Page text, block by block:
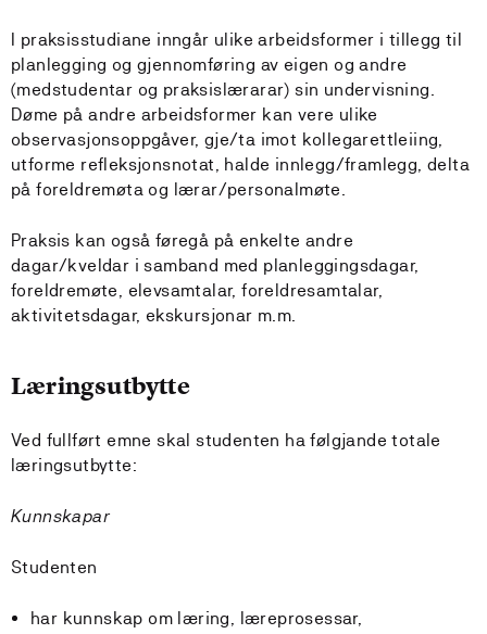
I praksisstudiane inngår ulike arbeidsformer i tillegg til
planlegging og gjennomføring av eigen og andre
(medstudentar og praksislærarar) sin undervisning.
Døme på andre arbeidsformer kan vere ulike
observasjonsoppgåver, gje/ta imot kollegarettleiing,
utforme refleksjonsnotat, halde innlegg/framlegg, delta
på foreldremøta og lærar/personalmøte.
Praksis kan også føregå på enkelte andre
dagar/kveldar i samband med planleggingsdagar,
foreldremøte, elevsamtalar, foreldresamtalar,
aktivitetsdagar, ekskursjonar m.m.
Læringsutbytte
Ved fullført emne skal studenten ha følgjande totale
læringsutbytte:
Kunnskapar
Studenten
har kunnskap om læring, læreprosessar,